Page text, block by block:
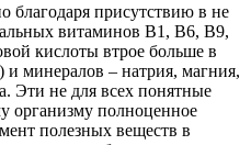
благодаря присутствию в не
витаминов B1, B6, B9,
кислоты втрое больше в
и минералов – натрия, магния,
Эти не для всех понятные
организму полноценное
полезных веществ в